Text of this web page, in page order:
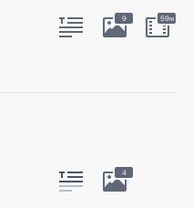
9 59м
4